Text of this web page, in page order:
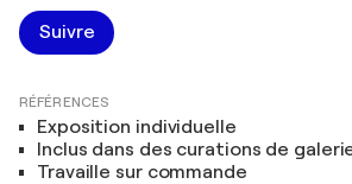
Suivre
RÉFÉRENCES
Exposition individuelle
Inclus dans des curations de
Travaille sur commande